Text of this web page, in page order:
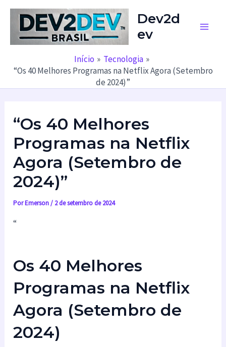
Dev2d
ev
Início
Tecnologia
“Os 40 Melhores Programas na Netflix Agora (Setembro
de 2024)”
“Os 40 Melhores
Programas na Netflix
Agora (Setembro de
2024)”
PorEmerson/ 2 de setembro de 2024
“
Os 40 Melhores
Programas na Netflix
Agora (Setembro de
2024)